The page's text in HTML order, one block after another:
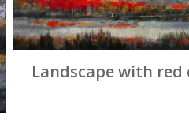
Landscape with red